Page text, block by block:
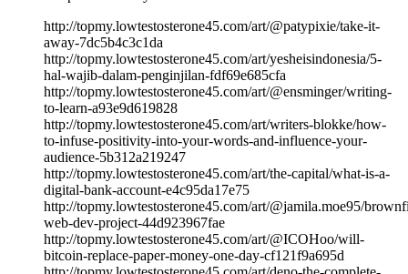
http://topmy.lowtestosterone45.com/art/@patypixie/take-it-
away-7dc5b4c3c1da
http://topmy.lowtestosterone45.com/art/yesheisindonesia/5-
hal-wajib-dalam-penginjilan-fdf69e685cfa
http://topmy.lowtestosterone45.com/art/@ensminger/writing-
to-learn-a93e9d619828
http://topmy.lowtestosterone45.com/art/writers-blokke/how-
to-infuse-positivity-into-your-words-and-influence-your-
audience-5b312a219247
http://topmy.lowtestosterone45.com/art/the-capital/what-is-a-
digital-bank-account-e4c95da17e75
http://topmy.lowtestosterone45.com/art/@jamila.moe95/
web-dev-project-44d923967fae
http://topmy.lowtestosterone45.com/art/@ICOHoo/will-
bitcoin-replace-paper-money-one-day-cf121f9a695d